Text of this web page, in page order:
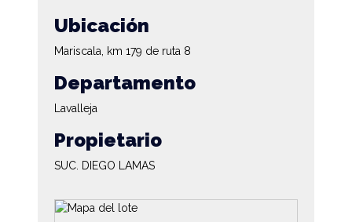
Ubicación
Mariscala, km 179 de ruta 8
Departamento
Lavalleja
Propietario
SUC. DIEGO LAMAS